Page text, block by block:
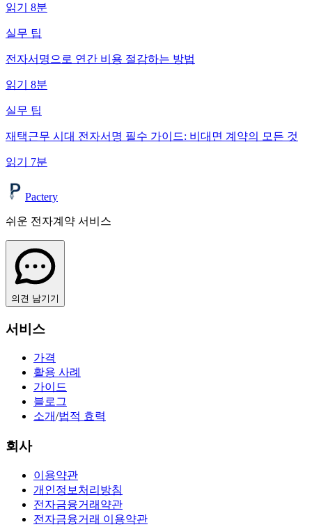
읽기 8분
실무 팁
전자서명으로 연간 비용 절감하는 방법
읽기 8분
실무 팁
재택근무 시대 전자서명 필수 가이드: 비대면 계약의 모든 것
읽기 7분
Pactery
쉬운 전자계약 서비스
의견 남기기
서비스
가격
활용 사례
가이드
블로그
소개/법적 효력
회사
이용약관
개인정보처리방침
전자금융거래약관
전자금융거래 이용약관